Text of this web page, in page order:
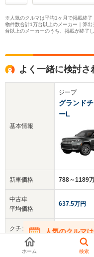
※人気のクルマは平均1ヶ月で掲載終了
物件数合計1万台以上のメーカー｜算
台以上のメーカーのうち、掲載が終了
よく一緒に検討
基本情報
新車価格
中古車
平均価格
クチコミ
総合評価
ジープ
グランド
ーL
788～1189
637.5万円
-
人気のクルマ
在庫が無くなる
ホーム 検索